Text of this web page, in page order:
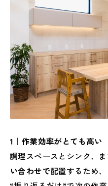
1｜作業効率がとても高い
調理スペースとシンク、
い合わせで配置するため、